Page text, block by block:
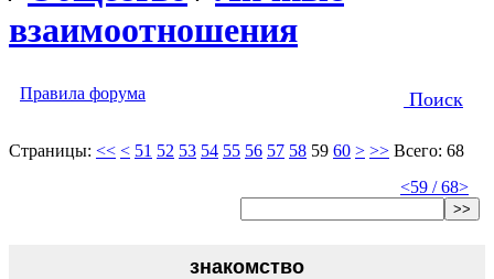
взаимоотношения
Правила форума Поиск
Страницы: << < 51 52 53 54 55 56 57 58 59 60 > >> Всего: 68
<59 / 68>
>>
знакомство